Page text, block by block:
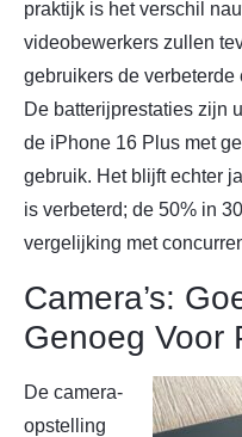
praktijk is het verschil
videobewerkers zullen
gebruikers de
De batterijprestaties zijn
de iPhone 16 Plus met
gebruik. Het blijft echter
is verbeterd; de 50% in
vergelijking met
Camera’s:
Genoeg Voor
De camera-
opstelling